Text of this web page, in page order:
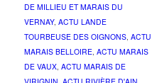
DE MILLIEU ET MARAIS DU
VERNAY, ACTU LANDE
TOURBEUSE DES OIGNONS, ACTU
MARAIS BELLOIRE, ACTU MARAIS
DE VAUX, ACTU MARAIS DE